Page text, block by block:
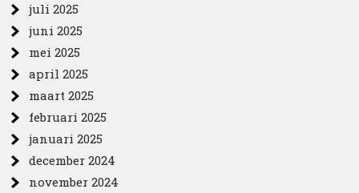
juli 2025
juni 2025
mei 2025
april 2025
maart 2025
februari 2025
januari 2025
december 2024
november 2024